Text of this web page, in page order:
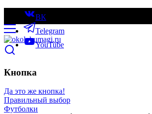
ВК
Telegram
YouTube
Кнопка
Да это же кнопка!
Правильный выбор
Футболки